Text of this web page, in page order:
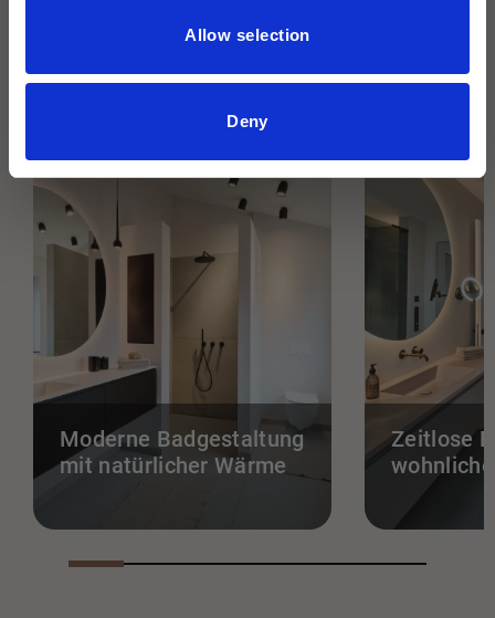
Allow selection
Deny
Referenzen
Moderne Badgestaltung
mit natürlicher Wärme
Zeitlose